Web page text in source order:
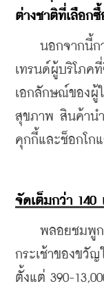
ต่างชาติที่เลือกซื้
นอกจากนี้การ
เทรนด์ผู้บริโภค
เอกลักษณ์ของผู้
สุขภาพ สินค้าน
คุกกี้และช็อกโก
จัดเต็มกว่า
พลอยชมพูกล่
กระเช้าของขวั
ตั้งแต่ 390-